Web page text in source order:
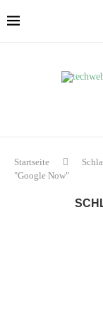
Startseite
"Google Now"